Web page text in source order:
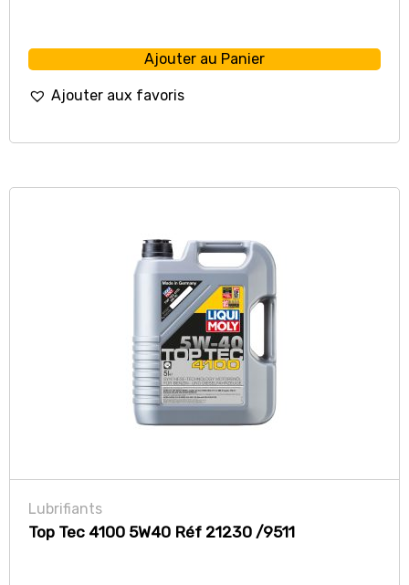
Ajouter au Panier
Ajouter aux favoris
Lubrifiants
Top Tec 4100 5W40 Réf 21230 /9511